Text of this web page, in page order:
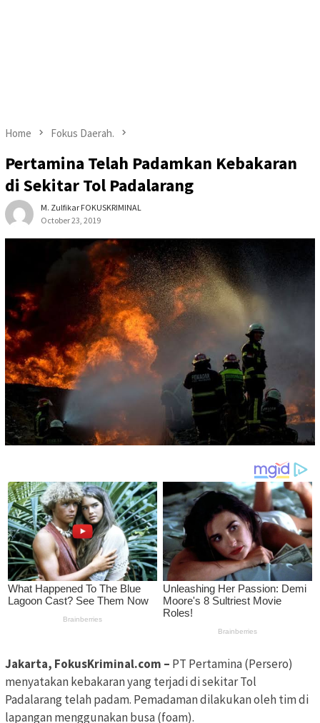
Home Fokus Daerah.
Pertamina Telah Padamkan Kebakaran
di Sekitar Tol Padalarang
M. Zulfikar FOKUSKRIMINAL
October 23, 2019
Jakarta, FokusKriminal.com – PT Pertamina (Persero)
menyatakan kebakaran yang terjadi di sekitar Tol
Padalarang telah padam. Pemadaman dilakukan oleh tim di
lapangan menggunakan busa (foam).